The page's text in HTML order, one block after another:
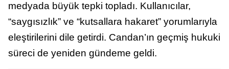
medyada büyük tepki topladı. Kullanıcılar,
“saygısızlık” ve “kutsallara hakaret” yorumlarıyla
eleştirilerini dile getirdi. Candan’ın geçmiş hukuki
süreci de yeniden gündeme geldi.